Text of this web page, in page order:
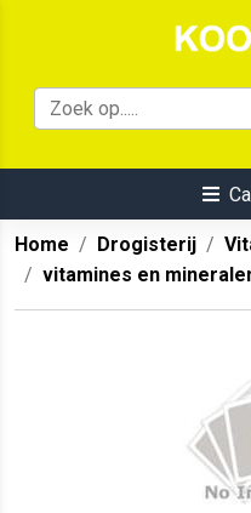
Home Drogisterij
vitamines en